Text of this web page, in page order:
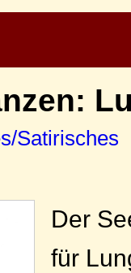
Satirisches
Der
für